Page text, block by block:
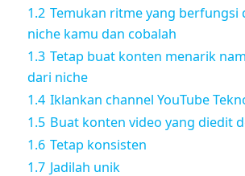
1.2 Temukan ritme yang berfungsi
niche kamu dan cobalah
1.3 Tetap buat konten menarik
dari niche
1.4 Iklankan channel YouTube
1.5 Buat konten video yang diedit
1.6 Tetap konsisten
1.7 Jadilah unik